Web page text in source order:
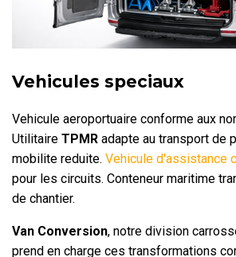
Vehicules speciaux
Vehicule aeroportuaire conforme aux
Utilitaire TPMR adapte au transport de
mobilite reduite. Vehicule d'assistance
pour les circuits. Conteneur maritime
de chantier.
Van Conversion, notre division
prend en charge ces transformations